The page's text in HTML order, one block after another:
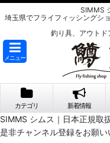
SIMMS
埼玉県でフライフィッシングシ
釣り具、アウトド
メニュー
カテゴリ 新着情報
SIMMS シムス｜日本正規取
是非チャンネル登録をお願い